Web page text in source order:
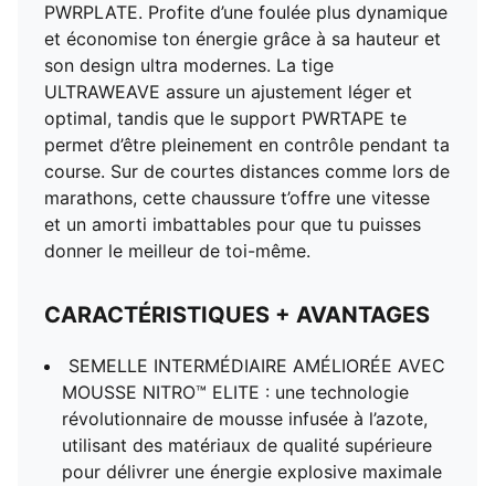
PWRPLATE. Profite d’une foulée plus dynamique
et économise ton énergie grâce à sa hauteur et
son design ultra modernes. La tige
ULTRAWEAVE assure un ajustement léger et
optimal, tandis que le support PWRTAPE te
permet d’être pleinement en contrôle pendant ta
course. Sur de courtes distances comme lors de
marathons, cette chaussure t’offre une vitesse
et un amorti imbattables pour que tu puisses
donner le meilleur de toi-même.
CARACTÉRISTIQUES + AVANTAGES
SEMELLE INTERMÉDIAIRE AMÉLIORÉE AVEC
MOUSSE NITRO™ ELITE : une technologie
révolutionnaire de mousse infusée à l’azote,
utilisant des matériaux de qualité supérieure
pour délivrer une énergie explosive maximale